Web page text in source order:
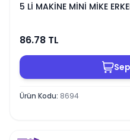
5 Lİ MAKİNE MİNİ MİKE
86.78 TL
Ürün Kodu: 8694